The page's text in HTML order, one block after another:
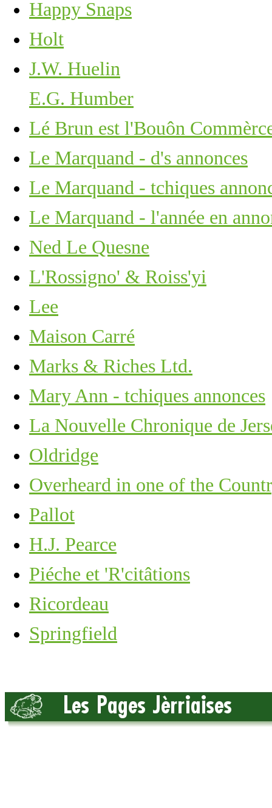
Happy Snaps
Holt
J.W. Huelin
E.G. Humber
Lé Brun est l'Bouôn
Le Marquand - d's annonces
Le Marquand - tchiques
Le Marquand - l'année en
Ned Le Quesne
L'Rossigno' & Roiss'yi
Lee
Maison Carré
Marks & Riches Ltd.
Mary Ann - tchiques annonces
La Nouvelle Chronique de
Oldridge
Overheard in one of the
Pallot
H.J. Pearce
Piéche et 'R'citâtions
Ricordeau
Springfield